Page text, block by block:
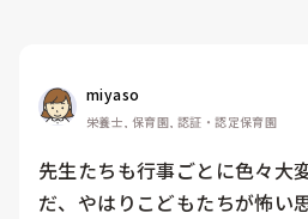
miyaso
栄養士, 保育園, 認証・認定保育園
先生たちも行事ごとに色々大
だ、やはりこどもたちが怖い